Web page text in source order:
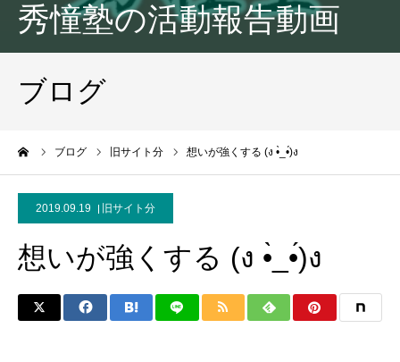
秀憧塾の活動報告動画
ブログ
ブログ 旧サイト分 想いが強くする (ง •̀_•́)ง
2019.09.19 旧サイト分
想いが強くする (ง •̀_•́)ง